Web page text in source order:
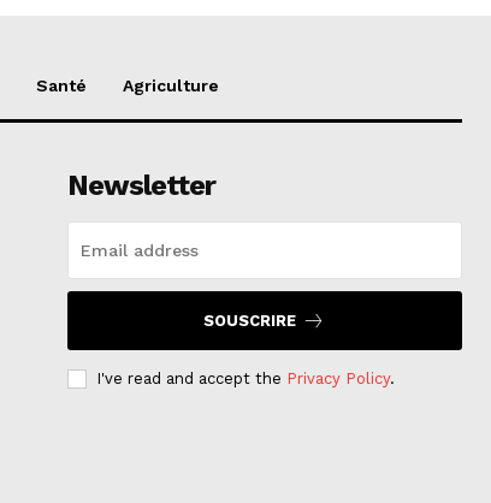
Santé Agriculture
Newsletter
SOUSCRIRE
I've read and accept the Privacy Policy.